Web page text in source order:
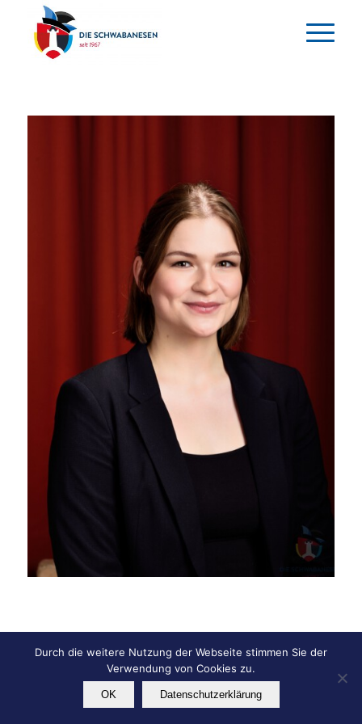
© Copyright - KG Die Schwabanesen e.V.
Datenschutz
Durch die weitere Nutzung der Webseite stimmen Sie der
Verwendung von Cookies zu.
OK Datenschutzerklärung